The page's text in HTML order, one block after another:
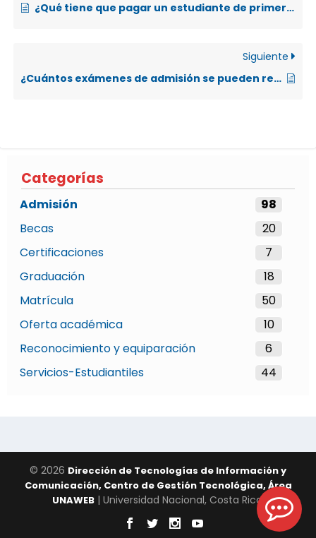
Categorías
Admisión
98
Becas
20
Certificaciones
7
Graduación
18
Matrícula
50
Oferta académica
10
Reconocimiento y equiparación
6
Servicios-Estudiantiles
44
¿Qué tiene que pagar un estudiante de primer ingreso el día de la matrícula?
Siguiente
¿Cuántos exámenes de admisión se pueden realizar a lo largo del año para alcanzar un promedio requerido?
© 2026 Dirección de Tecnologías de Información y
Comunicación, Centro de Gestión Tecnológica, Área
UNAWEB| Universidad Nacional, Costa Rica.